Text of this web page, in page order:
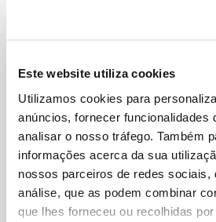
Este website utiliza cookies
Utilizamos cookies para
anúncios, fornecer funcionalidades
analisar o nosso tráfego. Também
informações acerca da sua
nossos parceiros de redes sociais,
análise, que as podem combinar
que lhes forneceu ou recolhidas
social ou económico deve estar
deslocada e chega o deus
E para o ilustrar recordo aqui
ano 1200. Um rabino judeu
explicava aos seus fiéis a história
e contava como, para construir
aquela torre, era preciso fazer
era necessário fabricar tijolos, e